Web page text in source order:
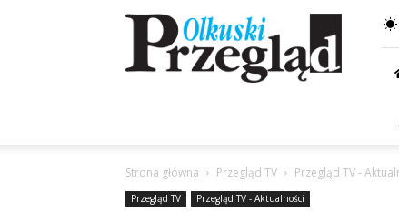
Przegląd
Olkuski
Strona główna Przegląd TV Przegląd TV -
Przegląd TV Przegląd TV - Aktualności